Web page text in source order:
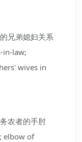
兄弟媳妇关系
in-law;
wives in
农者的手肘
elbow of